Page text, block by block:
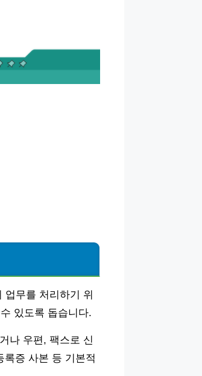
무를 처리하기 위
있도록 돕습니다.
나 우편, 팩스로 신
록증 사본 등 기본적